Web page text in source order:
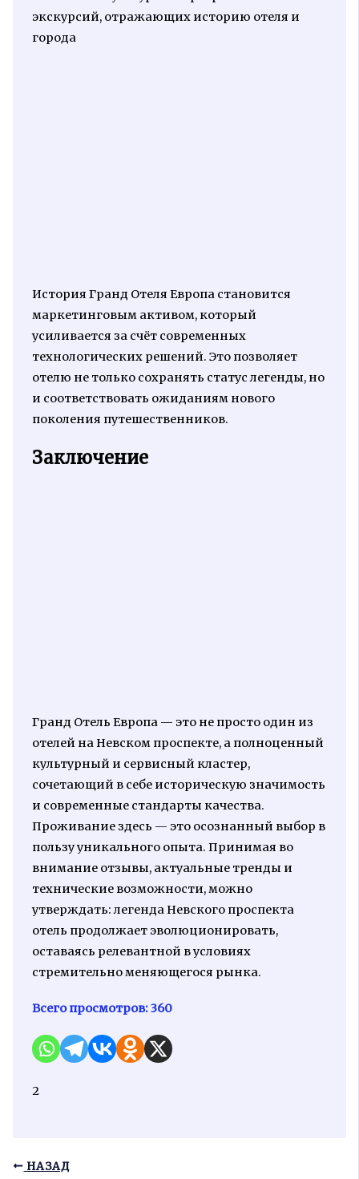
экскурсий, отражающих историю отеля и
города
История Гранд Отеля Европа становится
маркетинговым активом, который
усиливается за счёт современных
технологических решений. Это позволяет
отелю не только сохранять статус легенды, но
и соответствовать ожиданиям нового
поколения путешественников.
Заключение
Гранд Отель Европа — это не просто один из
отелей на Невском проспекте, а полноценный
культурный и сервисный кластер,
сочетающий в себе историческую значимость
и современные стандарты качества.
Проживание здесь — это осознанный выбор в
пользу уникального опыта. Принимая во
внимание отзывы, актуальные тренды и
технические возможности, можно
утверждать: легенда Невского проспекта
отель продолжает эволюционировать,
оставаясь релевантной в условиях
стремительно меняющегося рынка.
Всего просмотров:360
2
НАЗАД